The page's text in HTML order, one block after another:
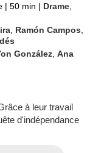
| 50 min | Drame
Ramón Campos
González ,Ana
à leur travail
d'indépendance